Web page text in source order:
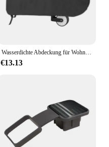
Wasserdichte Abdeckung für Wohnwagen, Anhänger, Wohnmobile, Deichsel, Anhängerkupplung, Schloss, Anhängerkupplung
€13.13